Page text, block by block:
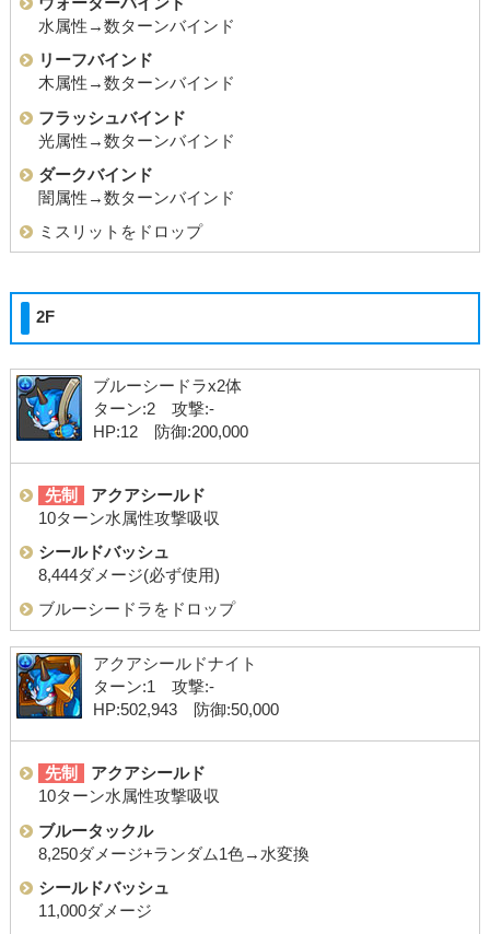
水属性→数ターンバインド
リーフバインド
木属性→数ターンバインド
フラッシュバインド
光属性→数ターンバインド
ダークバインド
闇属性→数ターンバインド
ミスリットをドロップ
2F
ブルーシードラx2体
ターン:2 攻撃:-
HP:12 防御:200,000
先制
アクアシールド
10ターン水属性攻撃吸収
シールドバッシュ
8,444ダメージ(必ず使用)
ブルーシードラをドロップ
アクアシールドナイト
ターン:1 攻撃:-
HP:502,943 防御:50,000
先制
アクアシールド
10ターン水属性攻撃吸収
ブルータックル
8,250ダメージ+ランダム1色→水変換
シールドバッシュ
11,000ダメージ